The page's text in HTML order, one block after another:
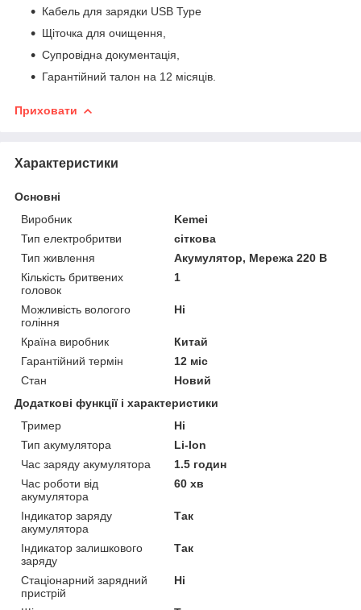
Кабель для зарядки USB Type
Щіточка для очищення,
Супровідна документація,
Гарантійний талон на 12 місяців.
Приховати
Характеристики
Основні
Виробник
Kemei
Тип електробритви
сіткова
Тип живлення
Акумулятор, Мережа 220 В
Кількість бритвених
головок
1
Можливість вологого
гоління
Ні
Країна виробник
Китай
Гарантійний термін
12 міс
Стан
Новий
Додаткові функції і характеристики
Тример
Ні
Тип акумулятора
Li-Ion
Час заряду акумулятора
1.5 годин
Час роботи від
акумулятора
60 хв
Індикатор заряду
акумулятора
Так
Індикатор залишкового
заряду
Так
Стаціонарний зарядний
пристрій
Ні